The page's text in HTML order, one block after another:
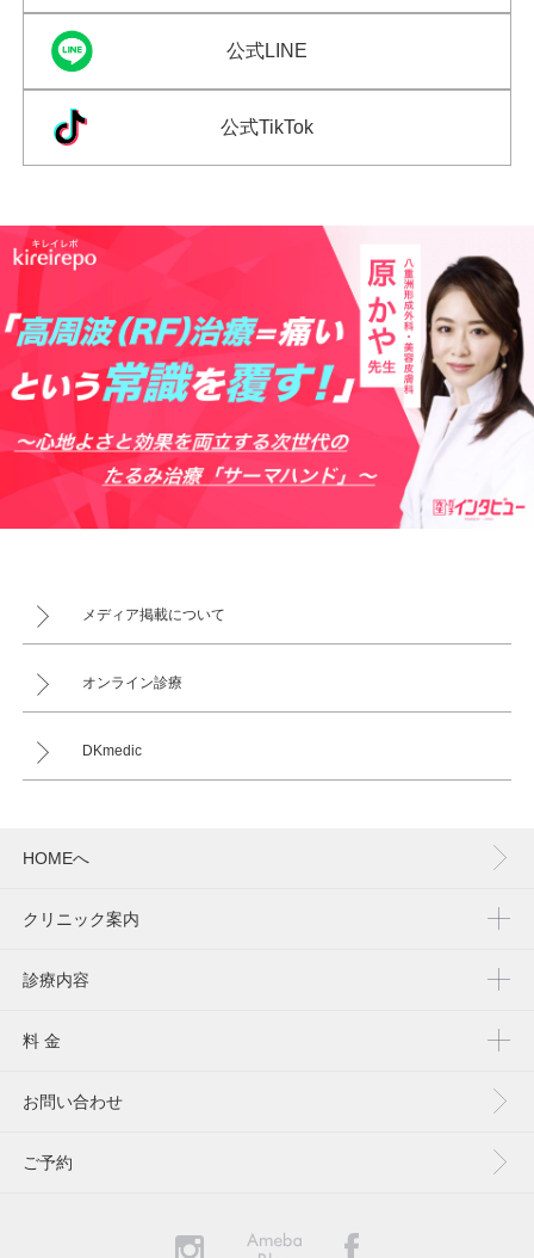
公式LINE
公式TikTok
メディア掲載について
オンライン診療
DKmedic
HOMEへ
クリニック案内
診療内容
料 金
お問い合わせ
ご予約